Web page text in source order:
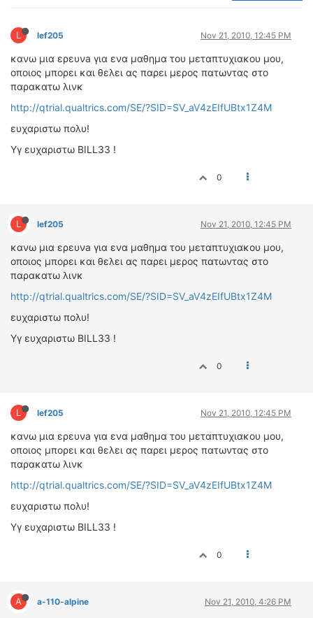
L lef205 Nov 21, 2010, 12:45 PM
κανω μια ερευνa για ενα μαθημα του μεταπτυχιακου μου,
οποιος μπορει και θελει ας παρει μερος πατωντας στo
παρακατω λινκ
http://qtrial.qualtrics.com/SE/?SID=SV_aV4zEIfUBtx1Z4M
ευχαριστω πολυ!
Υγ ευχαριστω BILL33 !
0
L lef205 Nov 21, 2010, 12:45 PM
κανω μια ερευνa για ενα μαθημα του μεταπτυχιακου μου,
οποιος μπορει και θελει ας παρει μερος πατωντας στo
παρακατω λινκ
http://qtrial.qualtrics.com/SE/?SID=SV_aV4zEIfUBtx1Z4M
ευχαριστω πολυ!
Υγ ευχαριστω BILL33 !
0
L lef205 Nov 21, 2010, 12:45 PM
κανω μια ερευνa για ενα μαθημα του μεταπτυχιακου μου,
οποιος μπορει και θελει ας παρει μερος πατωντας στo
παρακατω λινκ
http://qtrial.qualtrics.com/SE/?SID=SV_aV4zEIfUBtx1Z4M
ευχαριστω πολυ!
Υγ ευχαριστω BILL33 !
0
A a-110-alpine Nov 21, 2010, 4:26 PM
VIDEO
ΝΕΑ ΜΟΝΤΕΛΑ
ΑΓΩΝΕΣ
CANDID CAMERA
ΕΙΔΗΣΕΙΣ – ΠΑΡΟΥΣΙΑΣΕΙΣ
ΔΟΚΙΜΕΣ – ΠΑΡΟΥΣΙΑΣΕΙΣ
ΑΓΩΝΕΣ
FORMULA 1
ΕΛΛΗΝΙΚΟΙ ΑΓΩΝΕΣ
4T CLASSIC
ΚΑΤΑΣΚΕΥΑΣΤΕΣ
ΠΡΟΣΩΠΙΚΟΤΗΤΕΣ
ΑΓΩΝΙΣΤΙΚΑ ΑΥΤΟΚΙΝΗΤΑ
ΑΓΟΡΑ